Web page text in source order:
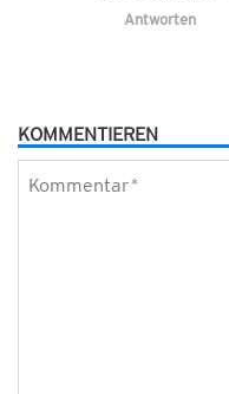
Antworten
KOMMENTIEREN